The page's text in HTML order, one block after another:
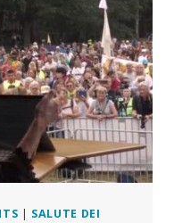
| SALUTE DEI